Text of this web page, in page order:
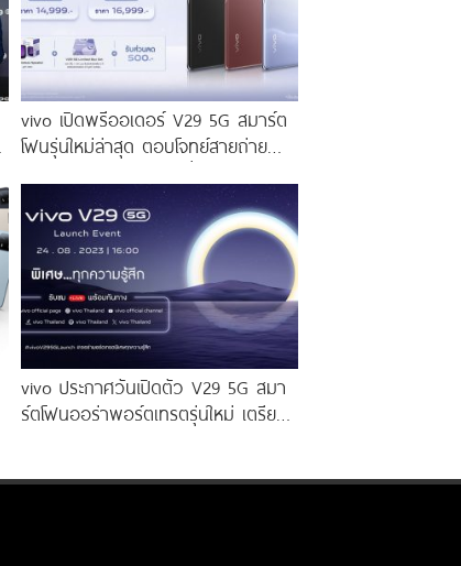
vivo เปิดพรีออเดอร์ V29 5G สมาร์ต
โฟนรุ่นใหม่ล่าสุด ตอบโจทย์สายถ่าย
14,999 บาท จัดเต็มกับโปรโมชันพิเศษ
ก่อนใคร
vivo ประกาศวันเปิดตัว V29 5G สมา
ร์ตโฟนออร่าพอร์ตเทรตรุ่นใหม่ เตรียม